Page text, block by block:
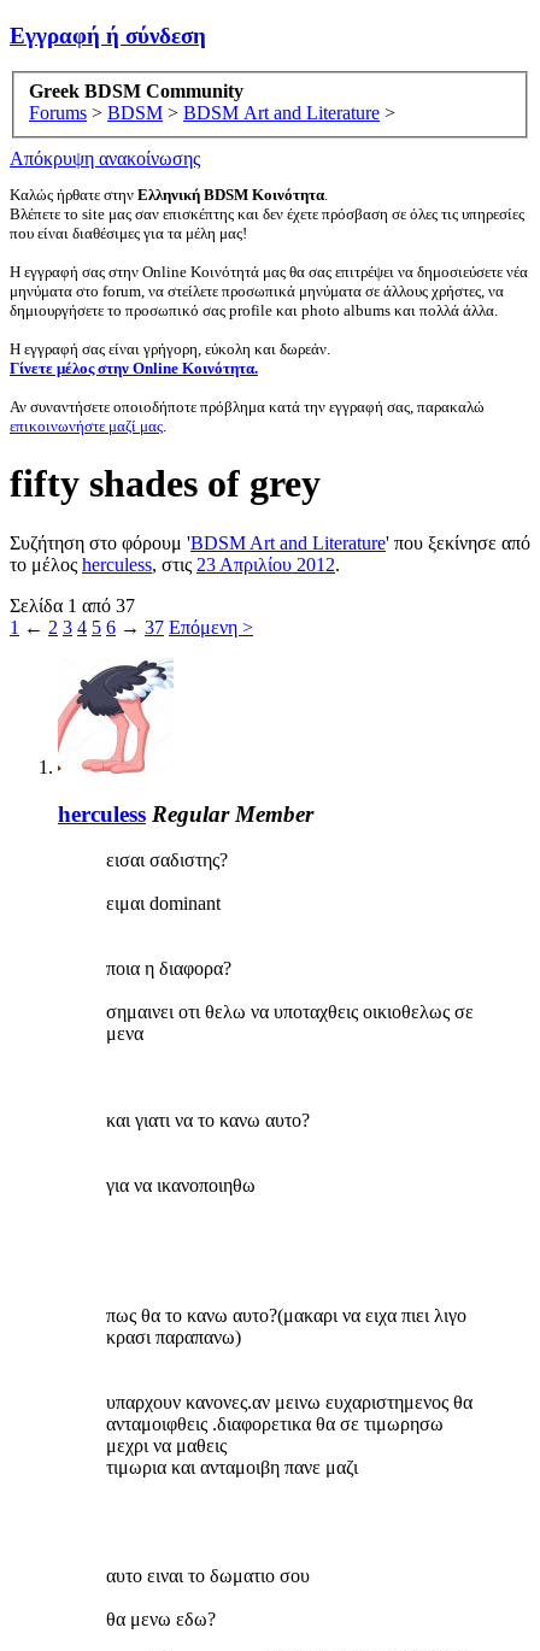
Εγγραφή ή σύνδεση
Greek BDSM Community
Forums > BDSM > BDSM Art and Literature >
Απόκρυψη ανακοίνωσης
Καλώς ήρθατε στην Ελληνική BDSM Κοινότητα.
Βλέπετε το site μας σαν επισκέπτης και δεν έχετε πρόσβαση σε όλες τις υπηρεσίες
που είναι διαθέσιμες για τα μέλη μας!
Η εγγραφή σας στην Online Κοινότητά μας θα σας επιτρέψει να δημοσιεύσετε νέα
μηνύματα στο forum, να στείλετε προσωπικά μηνύματα σε άλλους χρήστες, να
δημιουργήσετε το προσωπικό σας profile και photo albums και πολλά άλλα.
Η εγγραφή σας είναι γρήγορη, εύκολη και δωρεάν.
Γίνετε μέλος στην Online Κοινότητα.
Αν συναντήσετε οποιοδήποτε πρόβλημα κατά την εγγραφή σας, παρακαλώ
επικοινωνήστε μαζί μας.
fifty shades of grey
Συζήτηση στο φόρουμ 'BDSM Art and Literature' που ξεκίνησε από
το μέλος herculess, στις 23 Απριλίου 2012.
Σελίδα 1 από 37
1 ← 2 3 4 5 6 → 37 Επόμενη >
herculess Regular Member
εισαι σαδιστης?
ειμαι dominant
ποια η διαφορα?
σημαινει οτι θελω να υποταχθεις οικιοθελως σε
μενα
και γιατι να το κανω αυτο?
για να ικανοποιηθω
πως θα το κανω αυτο?(μακαρι να ειχα πιει λιγο
κρασι παραπανω)
υπαρχουν κανονες.αν μεινω ευχαριστημενος θα
ανταμοιφθεις .διαφορετικα θα σε τιμωρησω
μεχρι να μαθεις
τιμωρια και ανταμοιβη πανε μαζι
αυτο ειναι το δωματιο σου
θα μενω εδω?